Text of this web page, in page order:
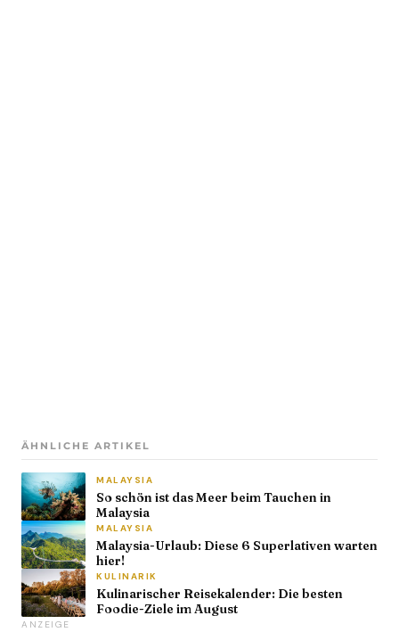
ÄHNLICHE ARTIKEL
MALAYSIA
So schön ist das Meer beim Tauchen in
Malaysia
MALAYSIA
Malaysia-Urlaub: Diese 6 Superlativen warten
hier!
KULINARIK
Kulinarischer Reisekalender: Die besten
Foodie-Ziele im August
ANZEIGE